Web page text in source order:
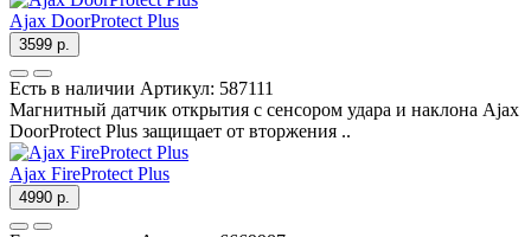
Ajax DoorProtect Plus
3599 р.
Есть в наличии Артикул: 587111
Магнитный датчик открытия с сенсором удара и наклона Ajax
DoorProtect Plus защищает от вторжения ..
Ajax FireProtect Plus
4990 р.